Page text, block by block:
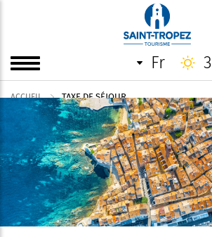
fr
ACCUEIL TAXE DE SÉJOUR